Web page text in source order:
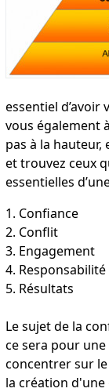
essentiel
vous également
pas à la hauteur,
et trouvez ceux
essentielles
1. Confiance
2. Conflit
3. Engagement
4. Responsabilité
5. Résultats
Le sujet de la
ce sera pour
concentrer sur
la création